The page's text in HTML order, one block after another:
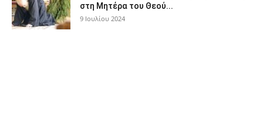
στη Μητέρα του Θεού...
9 Ιουλίου 2024